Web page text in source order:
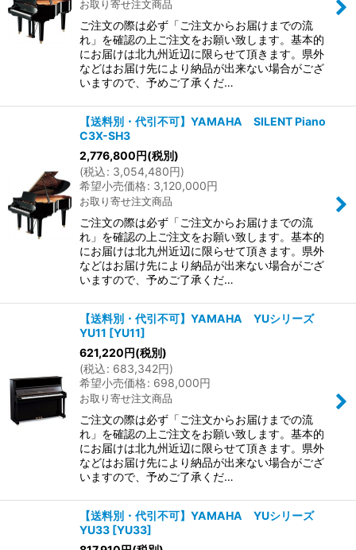
お取り寄せ注文商品
ご注文の際は必ず「ご注文からお届けまでの流
れ」を確認の上ご注文をお願い致します。基本的
にお届けは北九州近辺に限らせて頂きます。県外
などはお届け先により納品が出来ない場合がござ
いますので、予めご了承くだ…
【送料別・代引不可】YAMAHA SILENT Piano
C3X-SH3
2,776,800 円(税別)
(税込: 3,054,480円)
希望小売価格: 3,120,000円
お取り寄せ注文商品
ご注文の際は必ず「ご注文からお届けまでの流
れ」を確認の上ご注文をお願い致します。基本的
にお届けは北九州近辺に限らせて頂きます。県外
などはお届け先により納品が出来ない場合がござ
いますので、予めご了承くだ…
【送料別・代引不可】YAMAHA YUシリーズ
YU11 [YU11]
621,220 円(税別)
(税込: 683,342円)
希望小売価格: 698,000円
お取り寄せ注文商品
ご注文の際は必ず「ご注文からお届けまでの流
れ」を確認の上ご注文をお願い致します。基本的
にお届けは北九州近辺に限らせて頂きます。県外
などはお届け先により納品が出来ない場合がござ
いますので、予めご了承くだ…
【送料別・代引不可】YAMAHA YUシリーズ
YU33 [YU33]